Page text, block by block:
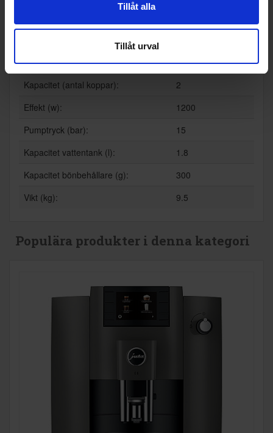
Tillåt alla
Tillåt urval
Varmvatten /-ånga (Ja/Nej):
Wi-Fi anslutning (Ja/Nej):
Nej
Kapacitet (antal koppar):
2
Effekt (w):
1200
Pumptryck (bar):
15
Kapacitet vattentank (l):
1.8
Kapacitet bönbehållare (g):
300
Vikt (kg):
9.5
Populära produkter i denna kategori